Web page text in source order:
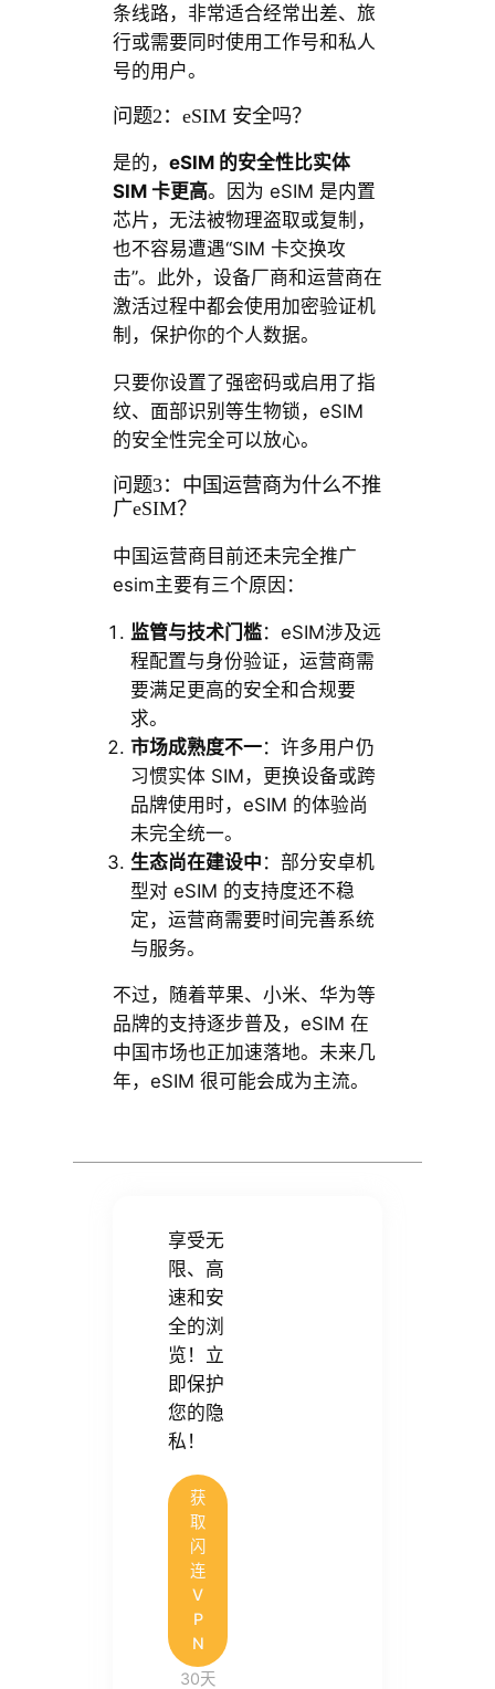
条线路，非常适合经常出差、旅
行或需要同时使用工作号和私人
号的用户。
问题2：eSIM 安全吗？
是的， eSIM 的安全性比实体
SIM 卡更高。因为 eSIM 是内置
芯片，无法被物理盗取或复制，
也不容易遭遇“SIM 卡交换攻
击”。此外，设备厂商和运营商在
激活过程中都会使用加密验证机
制，保护你的个人数据。
只要你设置了强密码或启用了指
纹、面部识别等生物锁，eSIM
的安全性完全可以放心。
问题3：中国运营商为什么不推
广eSIM？
中国运营商目前还未完全推广
esim主要有三个原因：
监管与技术门槛：eSIM涉及远
程配置与身份验证，运营商需
要满足更高的安全和合规要
求。
市场成熟度不一：许多用户仍
习惯实体 SIM，更换设备或跨
品牌使用时，eSIM 的体验尚
未完全统一。
生态尚在建设中 ：部分安卓机
型对 eSIM 的支持度还不稳
定，运营商需要时间完善系统
与服务。
不过，随着苹果、小米、华为等
品牌的支持逐步普及，eSIM 在
中国市场也正加速落地。未来几
年，eSIM 很可能会成为主流。
享受无
限、高
速和安
全的浏
览！立
即保护
您的隐
私！
获
取
闪
连
V
P
N
30天